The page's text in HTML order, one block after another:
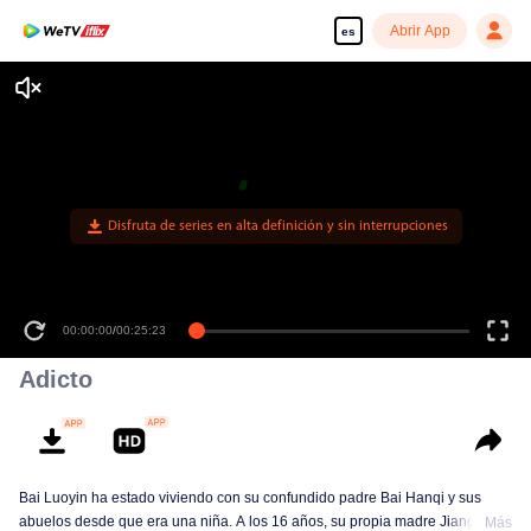
es Abrir App
Adicto
Bai Luoyin ha estado viviendo con su confundido padre Bai Hanqi y sus
abuelos desde que era una niña. A los 16 años, su propia madre Jiang Yuan
Más